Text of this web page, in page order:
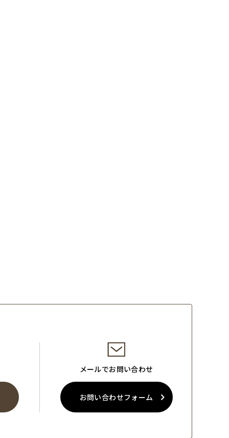
メールでお問い合わせ
お問い合わせフォーム